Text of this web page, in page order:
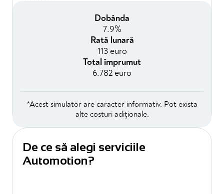
Dobânda
7.9%
Rată lunară
113 euro
Total împrumut
6.782 euro
*Acest simulator are caracter informativ. Pot exista
alte costuri adiționale.
De ce să alegi serviciile
Automotion?